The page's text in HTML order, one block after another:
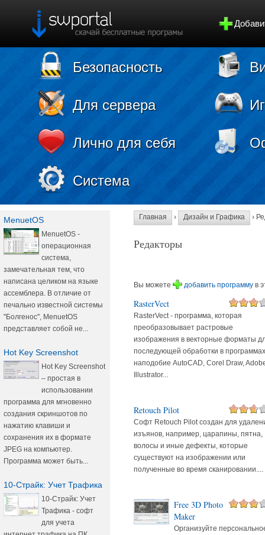
Безопасность
Для сервера
Лично для себя
Система
MenuetOS
MenuetOS -
операционная
система,
замечательная тем, что
написана целиком на языке
ассемблера. В отличие от
печально известной системы
"Болгенос", MenuetOS
представляет собой не...
Hot Key Screenshot
Hot Key Screenshot
– простая в
использовании
программа для мгновенно
создания скриншотов по
нажатию клавиши и
сохранения их в формате
JPEG на компьютер.
Программа может быть...
10-Страйк: Учет Трафика
10-Страйк: Учет
Трафика - софт
для учета
Главная › Дизайн и Графика ›
Редакторы
Вы можете добавить программу в
RasterVect
RasterVect - программа, которая
преобразовывает растровые
изображения в векторные форматы
последующей обработки в программах
наподобие AutoCAD, Corel Draw,
Illustrator...
Retouch Pilot
Софт Retouch Pilot создан для
изъянов, например, царапины, пятна,
волосы и иные дефекты, которые
существуют на изображении или
полученные во время сканировании....
Free 3D Photo
Maker
Организуйте